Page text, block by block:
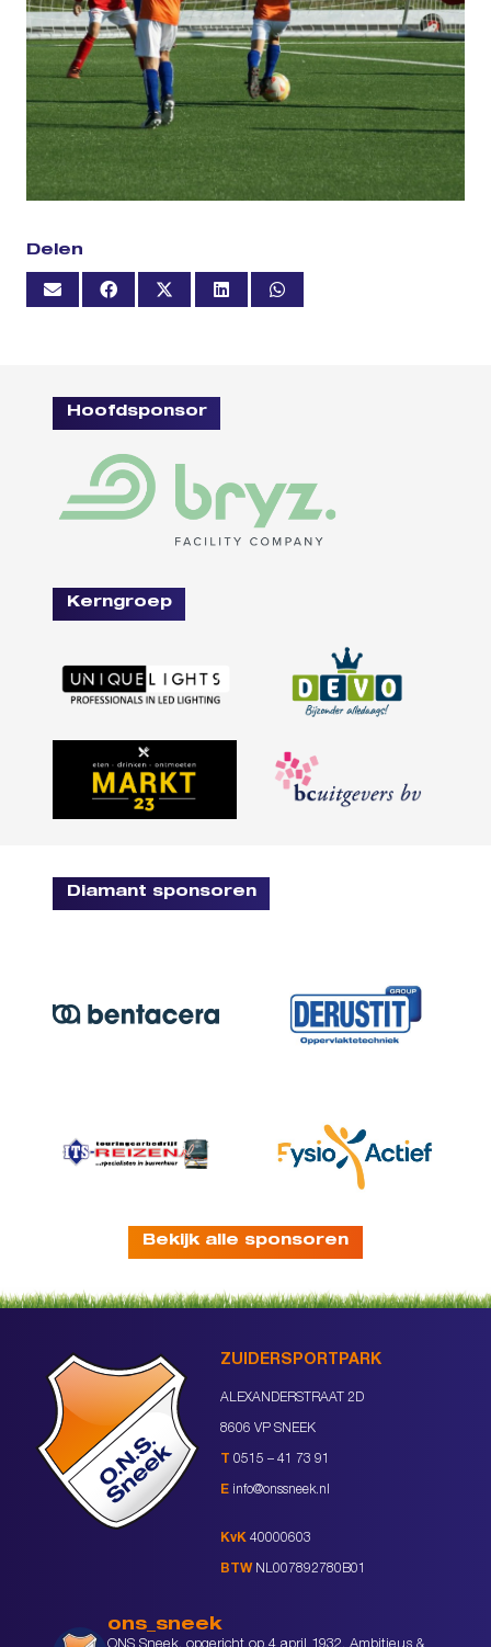
Delen
Hoofdsponsor
Kerngroep
Diamant sponsoren
Bekijk alle sponsoren
ZUIDERSPORTPARK
ALEXANDERSTRAAT 2D
8606 VP SNEEK
T 0515 – 41 73 91
E info@onssneek.nl
KvK 40000603
BTW NL007892780B01
ons_sneek